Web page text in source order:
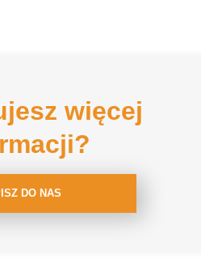
więcej
DO NAS